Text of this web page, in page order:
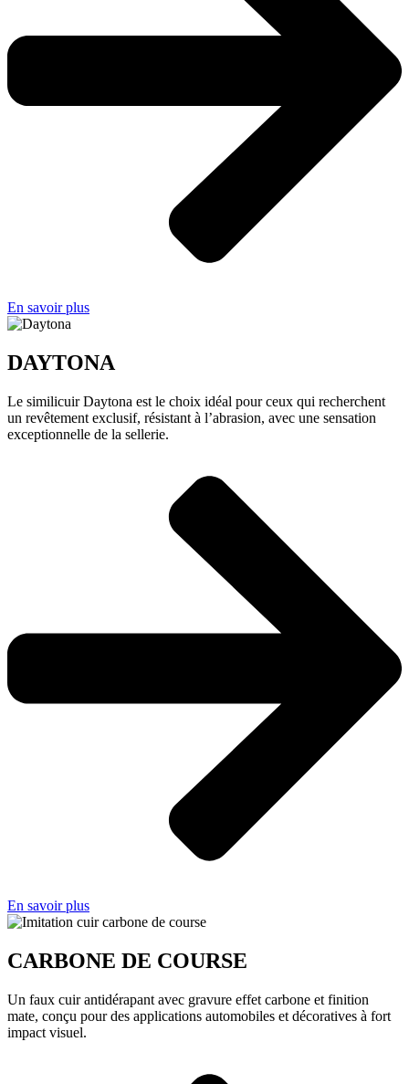
En savoir plus
DAYTONA
Le similicuir Daytona est le choix idéal pour ceux qui recherchent
un revêtement exclusif, résistant à l’abrasion, avec une sensation
exceptionnelle de la sellerie.
En savoir plus
CARBONE DE COURSE
Un faux cuir antidérapant avec gravure effet carbone et finition
mate, conçu pour des applications automobiles et décoratives à fort
impact visuel.